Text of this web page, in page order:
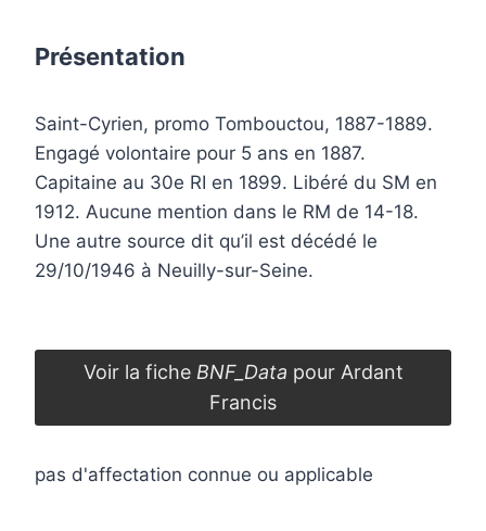
Présentation
Saint-Cyrien, promo Tombouctou, 1887-1889.
Engagé volontaire pour 5 ans en 1887.
Capitaine au 30e RI en 1899. Libéré du SM en
1912. Aucune mention dans le RM de 14-18.
Une autre source dit qu’il est décédé le
29/10/1946 à Neuilly-sur-Seine.
Voir la fiche BNF_Data pour Ardant
Francis
pas d'affectation connue ou applicable